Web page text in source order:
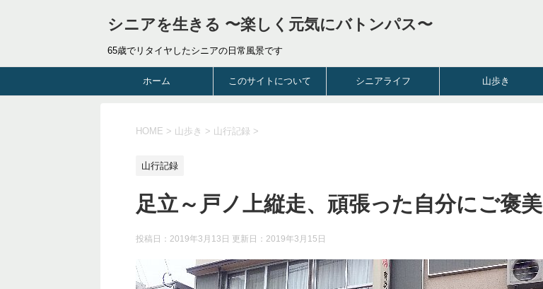
シニアを生きる 〜楽しく元気にバトンパス〜
65歳でリタイヤしたシニアの日常風景です
ホーム このサイトについて シニアライフ 山歩き
HOME > 山歩き > 山行記録 >
山行記録
足立～戸ノ上縦走、頑張った自分にご褒美
投稿日：2019年3月13日 更新日： 2019年3月15日